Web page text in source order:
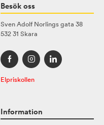
Besök oss
Sven Adolf Norlings gata 38
532 31 Skara
Elpriskollen
Information